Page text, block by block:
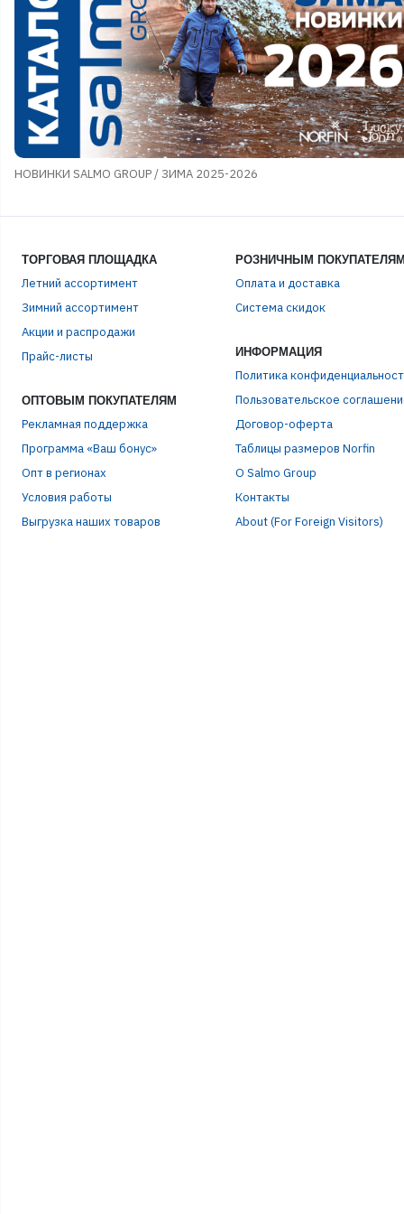
НОВИНКИ SALMO GROUP / ЗИМА 2025-2026
ТОРГОВАЯ ПЛОЩАДКА
Летний ассортимент
Зимний ассортимент
Акции и распродажи
Прайс-листы
ОПТОВЫМ ПОКУПАТЕЛЯМ
Рекламная поддержка
Программа «Ваш бонус»
Опт в регионах
Условия работы
Выгрузка наших товаров
РОЗНИЧНЫМ
Оплата и доставка
Система скидок
ИНФОРМАЦИЯ
Политика
Пользовательское
Договор-оферта
Таблицы размеров Norfin
О Salmo Group
Контакты
About (For Foreign Visitors)